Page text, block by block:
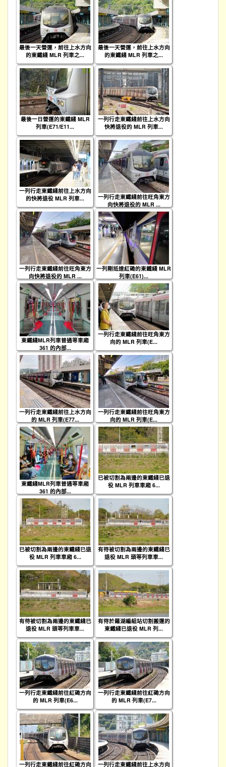
最後一天營運，前往上水方向
的東鐵綫 MLR 列車之...
最後一天營運，前往上水方向
的東鐵綫 MLR 列車之...
最後一日營運的東鐵綫 MLR
列車(E71/E11...
一列行走東鐵綫前往上水方向
快將退役的 MLR 列車...
一列行走東鐵綫前往上水方向
的快將退役 MLR 列車...
一列行走東鐵綫前往旺角東方
向快將退役的 MLR ...
一列行走東鐵綫前往旺角東方
向快將退役的 MLR ...
一列剛抵達紅磡的東鐵綫 MLR
列車(E61)...
東鐵綫MLR列車普通等車廂
361 的內部...
一列行走東鐵綫前往旺角東方
向的 MLR 列車(E...
一列行走東鐵綫前往上水方向
的 MLR 列車(E77...
一列行走東鐵綫前往旺角東方
向的 MLR 列車(E...
東鐵綫MLR列車普通等車廂
361 的內部...
已被切割為兩邊的東鐵綫已退
役 MLR 列車車廂 6...
已被切割為兩邊的東鐵綫已退
役 MLR 列車車廂 6...
有待被切割為兩邊的東鐵綫已
退役 MLR 頭等列車車...
有待被切割為兩邊的東鐵綫已
退役 MLR 頭等列車車...
有待於羅湖編組站切割搬運的
東鐵綫已退役 MLR 列...
一列行走東鐵綫前往紅磡方向
的 MLR 列車(E6...
一列行走東鐵綫前往紅磡方向
的 MLR 列車(E7...
一列行走東鐵綫前往紅磡方向 一列行走東鐵綫前往上水方向